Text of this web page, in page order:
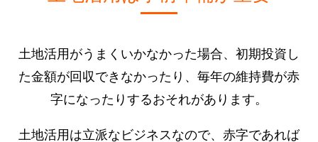
土地活用がうまくいかなかった場合、初期投資し
た金額が回収できなかったり、毎年の維持費が赤
字になったりするおそれがあります。
土地活用は立派なビジネスなので、赤字であれば